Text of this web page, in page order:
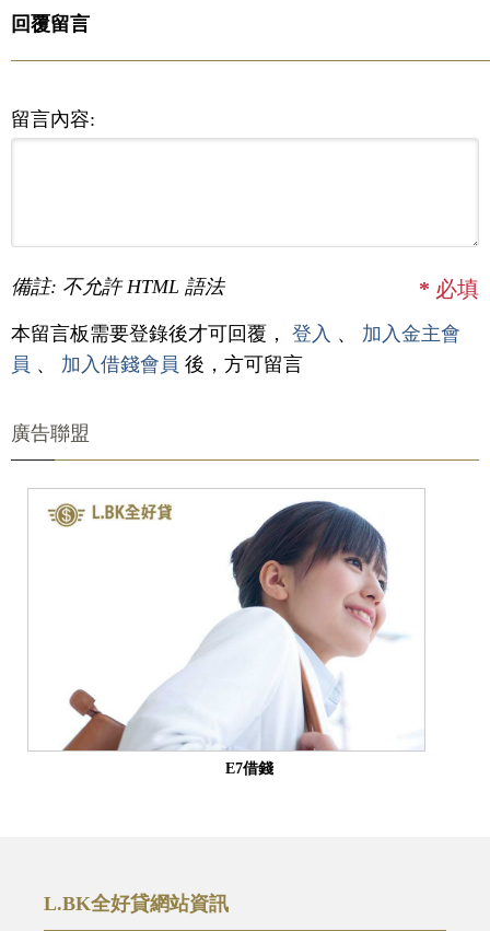
回覆留言
留言內容:
備註: 不允許 HTML 語法 * 必填
本留言板需要登錄後才可回覆， 登入 、 加入金主會
員 、 加入借錢會員 後，方可留言
廣告聯盟
E7借錢
L.BK全好貸網站資訊